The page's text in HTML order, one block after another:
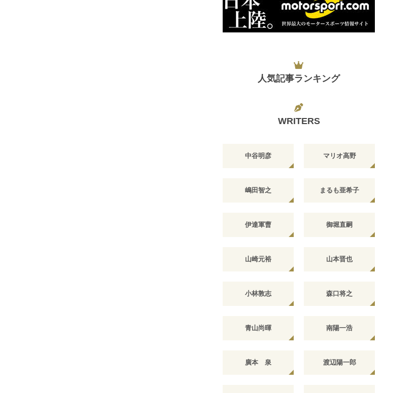
人気記事ランキング
WRITERS
中谷明彦 マリオ高野
嶋田智之 まるも亜希子
伊達軍曹 御堀直嗣
山崎元裕 山本晋也
小林敦志 森口将之
青山尚暉 南陽一浩
廣本 泉 渡辺陽一郎